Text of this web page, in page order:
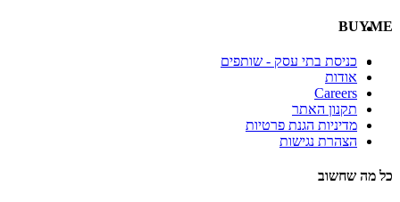
BUYME
כניסת בתי עסק - שותפים
אודות
Careers
תקנון האתר
מדיניות הגנת פרטיות
הצהרת נגישות
כל מה שחשוב